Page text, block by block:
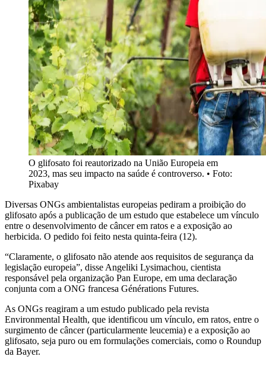
O glifosato foi reautorizado na União Europeia em
2023, mas seu impacto na saúde é controverso. • Foto:
Pixabay
Diversas ONGs ambientalistas europeias pediram a proibição do
glifosato após a publicação de um estudo que estabelece um vínculo
entre o desenvolvimento de câncer em ratos e a exposição ao
herbicida. O pedido foi feito nesta quinta-feira (12).
“Claramente, o glifosato não atende aos requisitos de segurança da
legislação europeia”, disse Angeliki Lysimachou, cientista
responsável pela organização Pan Europe, em uma declaração
conjunta com a ONG francesa Générations Futures.
As ONGs reagiram a um estudo publicado pela revista
Environmental Health, que identificou um vínculo, em ratos, entre o
surgimento de câncer (particularmente leucemia) e a exposição ao
glifosato, seja puro ou em formulações comerciais, como o Roundup
da Bayer.